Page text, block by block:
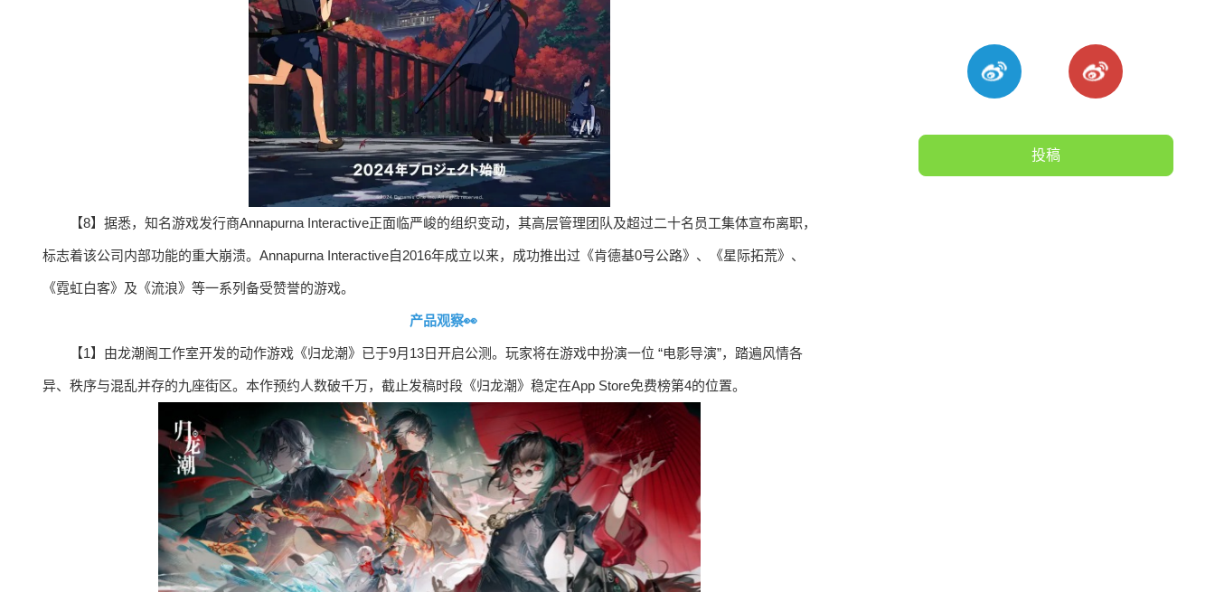
【8】据悉，知名游戏发行商Annapurna Interactive正面临严峻的组织变动，其高层管理团队及超过二十名员工集体宣布离职，
标志着该公司内部功能的重大崩溃。Annapurna Interactive自2016年成立以来，成功推出过《肯德基0号公路》、《星际拓荒》、
《霓虹白客》及《流浪》等一系列备受赞誉的游戏。
产品观察👀
【1】由龙潮阁工作室开发的动作游戏《归龙潮》已于9月13日开启公测。玩家将在游戏中扮演一位 “电影导演”，踏遍风情各
异、秩序与混乱并存的九座街区。本作预约人数破千万，截止发稿时段《归龙潮》稳定在App Store免费榜第4的位置。
投稿